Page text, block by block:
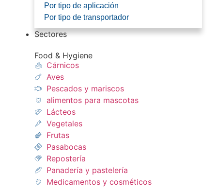
Por tipo de aplicación
Por tipo de transportador
Sectores
Food & Hygiene
Cárnicos
Aves
Pescados y mariscos​
alimentos para mascotas
Lácteos​
Vegetales
Frutas​
Pasabocas
Repostería​
Panadería y pastelería​
Medicamentos y cosméticos​